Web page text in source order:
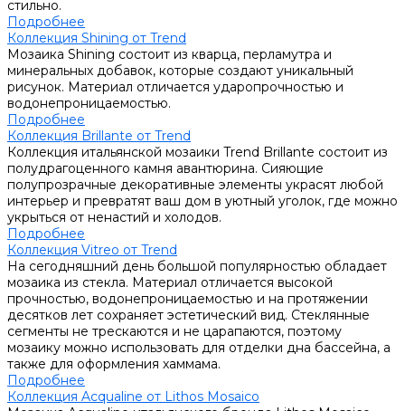
стильно.
Подробнее
Коллекция Shining от Trend
Мозаика Shining состоит из кварца, перламутра и
минеральных добавок, которые создают уникальный
рисунок. Материал отличается ударопрочностью и
водонепроницаемостью.
Подробнее
Коллекция Brillante от Trend
Коллекция итальянской мозаики Trend Brillante состоит из
полудрагоценного камня авантюрина. Сияющие
полупрозрачные декоративные элементы украсят любой
интерьер и превратят ваш дом в уютный уголок, где можно
укрыться от ненастий и холодов.
Подробнее
Коллекция Vitreo от Trend
На сегодняшний день большой популярностью обладает
мозаика из стекла. Материал отличается высокой
прочностью, водонепроницаемостью и на протяжении
десятков лет сохраняет эстетический вид. Стеклянные
сегменты не трескаются и не царапаются, поэтому
мозаику можно использовать для отделки дна бассейна, а
также для оформления хаммама.
Подробнее
Коллекция Acqualine от Lithos Mosaico